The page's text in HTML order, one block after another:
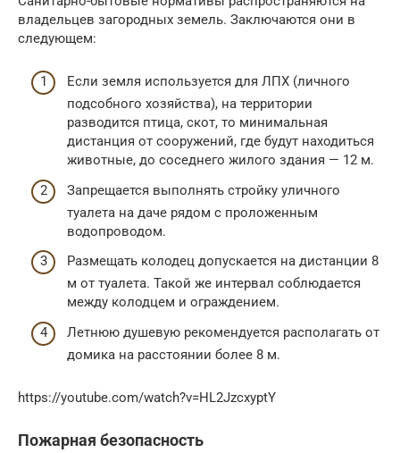
владельцев загородных земель. Заключаются они в
следующем:
Если земля используется для ЛПХ (личного
подсобного хозяйства), на территории
разводится птица, скот, то минимальная
дистанция от сооружений, где будут находиться
животные, до соседнего жилого здания — 12 м.
Запрещается выполнять стройку уличного
туалета на даче рядом с проложенным
водопроводом.
Размещать колодец допускается на дистанции 8
м от туалета. Такой же интервал соблюдается
между колодцем и ограждением.
Летнюю душевую рекомендуется располагать от
домика на расстоянии более 8 м.
https://youtube.com/watch?v=HL2JzcxyptY
Пожарная безопасность